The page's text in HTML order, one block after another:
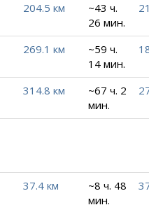
204.5 км
~43 ч.
26 мин.
269.1 км
~59 ч.
14 мин.
314.8 км
~67 ч. 2
мин.
37.4 км
~8 ч. 48
мин.